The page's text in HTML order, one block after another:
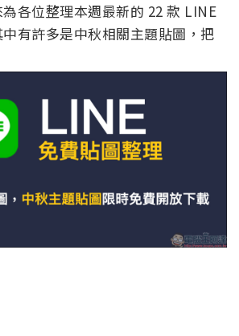
各位整理本週最新的 22 款 LINE
有許多是中秋相關主題貼圖，把